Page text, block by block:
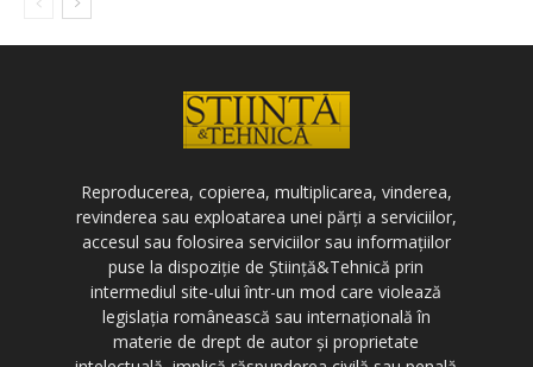
Reproducerea, copierea, multiplicarea, vinderea,
revinderea sau exploatarea unei părți a serviciilor,
accesul sau folosirea serviciilor sau informațiilor
puse la dispoziție de Știință&Tehnică prin
intermediul site-ului într-un mod care violează
legislația românească sau internațională în
materie de drept de autor și proprietate